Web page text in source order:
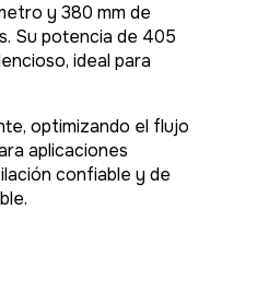
y 380 mm de
Su potencia de 405
ideal para
optimizando el flujo
aplicaciones
confiable y de